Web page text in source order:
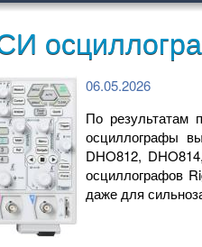
06.05.2026
По результатам
осциллографы
DHO812,
осциллографов
даже для